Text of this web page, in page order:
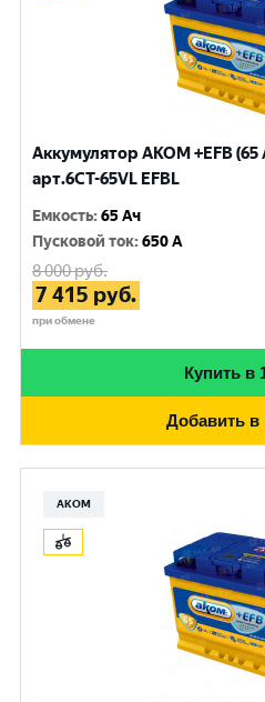
Аккумулятор AKOM +EFB
арт.6СТ-65VL EFBL
Емкость:65 Ач
Пусковой ток:650 A
8 000руб.
7 415 руб.
при обмене
Купить в
Добавить в
АКОМ